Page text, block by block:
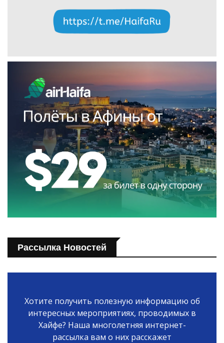
Рассылка Новостей
Хотите получить полезную информацию об
интересных мероприятиях, проводимых в
Хайфе? Наша многолетняя интернет-
рассылка вам о них расскажет